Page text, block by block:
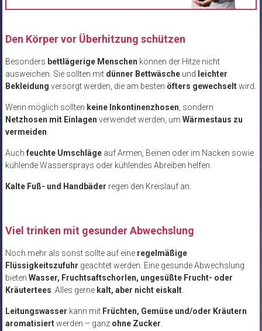
Den Körper vor Überhitzung schützen
Besonders bettlägerige Menschen können der Hitze nicht
ausweichen. Sie sollten mit dünner Bettwäscheund leichter
Bekleidung versorgt werden, die am besten öfters gewechseltwird.
Wenn möglich sollten keine Inkontinenzhosen , sondern
Netzhosen mit Einlagen verwendet werden, um Wärmestaus zu
vermeiden
Auch feuchte Umschlägeauf Armen, Beinen oder im Nacken sowie
kühlende Wassersprays oder kühlendes Abreiben helfen.
Kalte Fuß- und Handbäder regen den Kreislauf an.
Viel trinken mit gesunder Abwechslung
Noch mehr als sonst sollte auf eine regelmäßige
Flüssigkeitszufuhr geachtet werden. Eine gesunde Abwechslung
bieten Wasser, Fruchtsaftschorlen, ungesüßte Frucht- oder
Kräutertees . Alles gerne kalt, aber nicht eiskalt.
Leitungswasser kann mit Früchten, Gemüse und/oder Kräutern
aromatisiertwerden – ganz ohne Zucker